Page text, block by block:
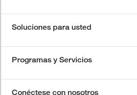
Soluciones para usted
Programas y Servicios
Conéctese con nosotros